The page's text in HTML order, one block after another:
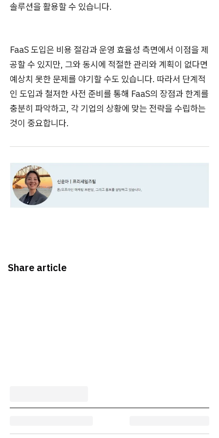
솔루션을 활용할 수 있습니다.
FaaS 도입은 비용 절감과 운영 효율성 측면에서 이점을 제
공할 수 있지만, 그와 동시에 적절한 관리와 계획이 없다면
예상치 못한 문제를 야기할 수도 있습니다. 따라서 단계적
인 도입과 철저한 사전 준비를 통해 FaaS의 장점과 한계를
충분히 파악하고, 각 기업의 상황에 맞는 전략을 수립하는
것이 중요합니다.
Share article